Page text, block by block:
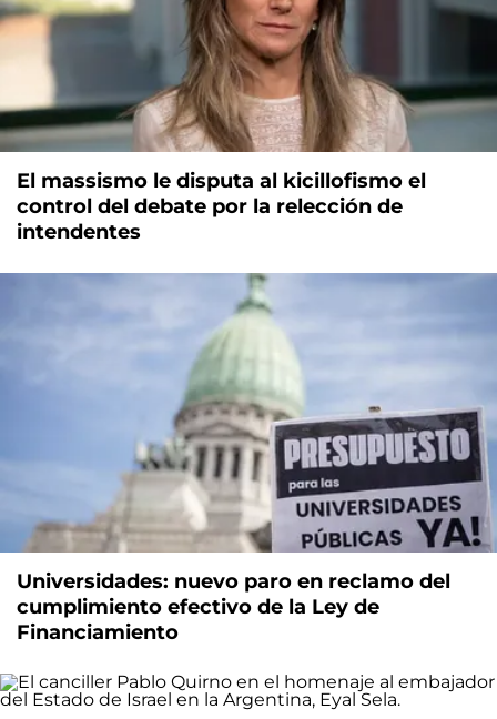
El massismo le disputa al kicillofismo el
control del debate por la relección de
intendentes
Universidades: nuevo paro en reclamo del
cumplimiento efectivo de la Ley de
Financiamiento